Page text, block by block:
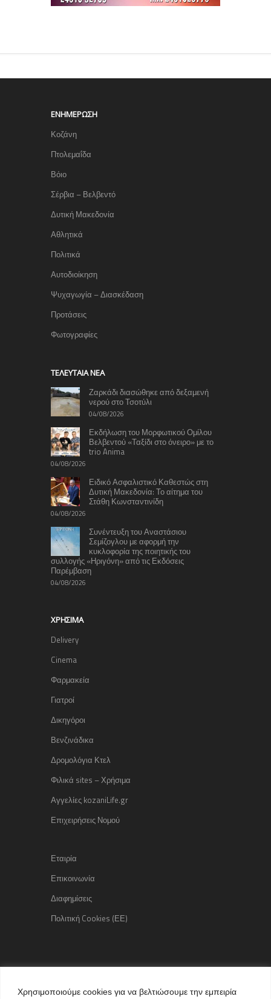
Χρησιμοποιούμε cookies για να βελτιώσουμε την εμπειρία
ΕΝΗΜΈΡΩΣΗ
Κοζάνη
Πτολεμαΐδα
Βόιο
Σέρβια – Βελβεντό
Δυτική Μακεδονία
Αθλητικά
Πολιτικά
Αυτοδιοίκηση
Ψυχαγωγία – Διασκέδαση
Προτάσεις
Φωτογραφίες
TΕΛΕΥΤΑΊΑ ΝΈΑ
Ζαρκάδι διασώθηκε από δεξαμενή
νερού στο Τσοτύλι
04/08/2026
Εκδήλωση του Μορφωτικού Ομίλου
Βελβεντού «Ταξίδι στο όνειρο» με το
trio Anima
04/08/2026
Ειδικό Ασφαλιστικό Καθεστώς στη
Δυτική Μακεδονία: Το αίτημα του
Στάθη Κωνσταντινίδη
04/08/2026
Συνέντευξη του Αναστάσιου
Σεμίζογλου με αφορμή την
κυκλοφορία της ποιητικής του
συλλογής «Ηριγόνη» από τις Εκδόσεις
Παρέμβαση
04/08/2026
ΧΡΉΣΙΜΑ
Delivery
Cinema
Φαρμακεία
Γιατροί
Δικηγόροι
Βενζινάδικα
Δρομολόγια Κτελ
Φιλικά sites – Χρήσιμα
Αγγελίες kozaniLife.gr
Επιχειρήσεις Νομού
Εταιρία
Επικοινωνία
Διαφημίσεις
Πολιτική Cookies (ΕΕ)
Copyright © 2015 kozaniLife.gr